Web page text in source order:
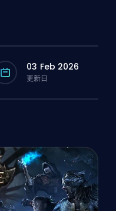
03 Feb 2026
更新日